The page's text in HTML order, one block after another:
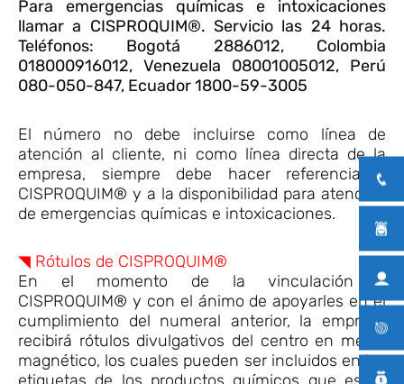
Para emergencias químicas e intoxicaciones
llamar a CISPROQUIM®. Servicio las 24 horas.
Teléfonos: Bogotá 2886012, Colombia
018000916012, Venezuela 08001005012, Perú
080-050-847, Ecuador 1800-59-3005
El número no debe incluirse como línea de
atención al cliente, ni como línea directa de la
empresa, siempre debe hacer referencia a
CISPROQUIM® y a la disponibilidad para atención
de emergencias químicas e intoxicaciones.
◥ Rótulos de CISPROQUIM®
En el momento de la vinculación a
CISPROQUIM® y con el ánimo de apoyarles en el
cumplimiento del numeral anterior, la empresa
recibirá rótulos divulgativos del centro en medio
magnético, los cuales pueden ser incluidos en las